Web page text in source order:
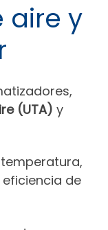
aire y
(UTA) y
de